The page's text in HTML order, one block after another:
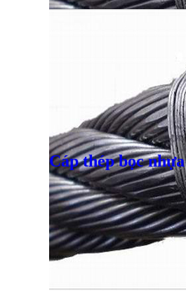
Bulong lục giác
Giá bánVND
Cáp thép bọc